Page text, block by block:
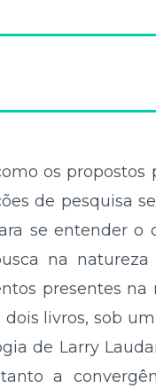
os
de pesquisa
se entender o
na
presentes na
dois livros, sob
de Larry
a